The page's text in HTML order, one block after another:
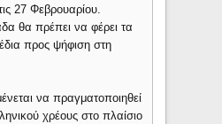
27 Φεβρουαρίου.
θα πρέπει να φέρει τα
προς ψήφιση στη
να πραγματοποιηθεί
χρέους στο πλαίσιο